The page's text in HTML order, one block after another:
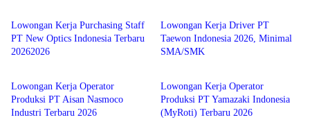
Lowongan Kerja Purchasing Staff
PT New Optics Indonesia Terbaru
20262026
Lowongan Kerja Driver PT
Taewon Indonesia 2026, Minimal
SMA/SMK
SMA/SMK
Lowongan Kerja Operator
Produksi PT Aisan Nasmoco
Industri Terbaru 2026
SMA/SMK
Lowongan Kerja Operator
Produksi PT Yamazaki Indonesia
(MyRoti) Terbaru 2026